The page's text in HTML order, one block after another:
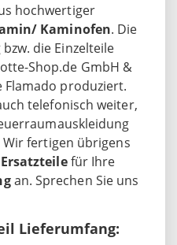
hochwertiger
Kaminofen. Die
die Einzelteile
Shop.de GmbH &
Flamado produziert.
telefonisch weiter,
fertigen übrigens
Ersatzteilefür Ihre
an. Sprechen Sie uns
Lieferumfang: